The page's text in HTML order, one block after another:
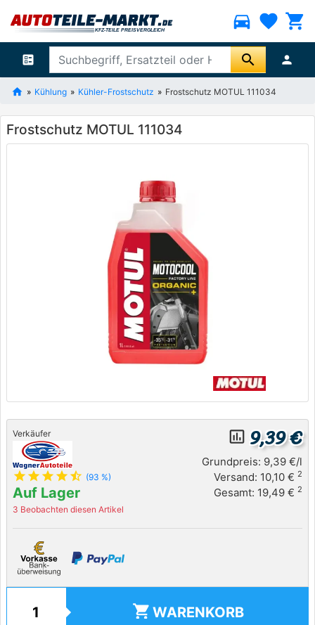
directions_car favorite shopping_cart
ballot search person
Kühlung Kühler-Frostschutz Frostschutz MOTUL 111034
Frostschutz MOTUL 111034
Verkäufer
star star star star star_half (93 %)
Auf Lager
3 Beobachten diesen Artikel
insert_chart_outlined 9,39 €
Grundpreis: 9,39 €/l
Versand: 10,10 € 2
Gesamt: 19,49 € 2
shopping_cart WARENKORB